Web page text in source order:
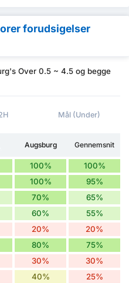
forudsigelser
Over 0.5 ~ 4.5 og begge
Mål (Under)
Augsburg Gennemsnit
100% 100%
100% 95%
70% 65%
60% 55%
20% 20%
80% 75%
30% 30%
40% 25%